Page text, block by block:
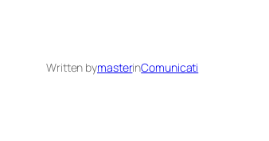
Written bymasterinComunicati